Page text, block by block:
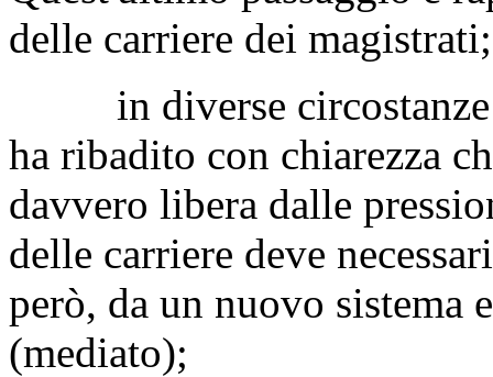
delle carriere dei magistrati;
in diverse circostanze
ha ribadito con chiarezza
davvero libera dalle
delle carriere deve
però, da un nuovo sistema
(mediato);